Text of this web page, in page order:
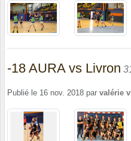
-18 AURA vs Livron
Publié le 16 nov. 2018 par valérie